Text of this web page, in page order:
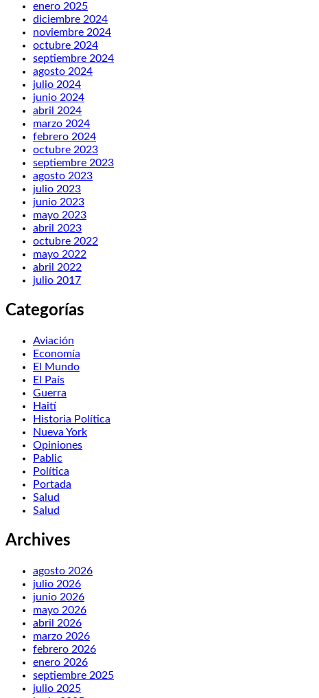
enero 2025
diciembre 2024
noviembre 2024
octubre 2024
septiembre 2024
agosto 2024
julio 2024
junio 2024
abril 2024
marzo 2024
febrero 2024
octubre 2023
septiembre 2023
agosto 2023
julio 2023
junio 2023
mayo 2023
abril 2023
octubre 2022
mayo 2022
abril 2022
julio 2017
Categorías
Aviación
Economía
El Mundo
El País
Guerra
Haití
Historia Política
Nueva York
Opiniones
Pablic
Política
Portada
Salud
Salud
Archives
agosto 2026
julio 2026
junio 2026
mayo 2026
abril 2026
marzo 2026
febrero 2026
enero 2026
septiembre 2025
julio 2025